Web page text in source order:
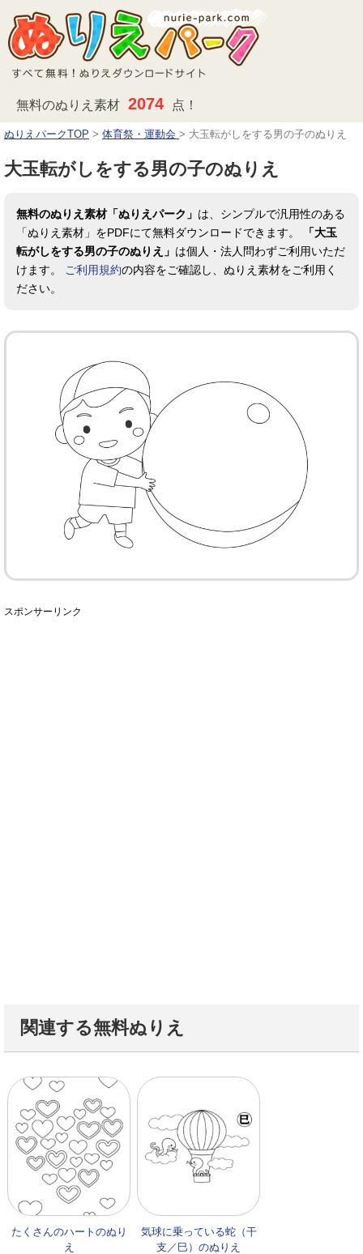
無料のぬりえ素材 2074 点！
ぬりえパークTOP > 体育祭・運動会 > 大玉転がしをする男の子のぬりえ
大玉転がしをする男の子のぬりえ
無料のぬりえ素材「ぬりえパーク」 は、シンプルで汎用性のある
「ぬりえ素材」をPDFにて無料ダウンロードできます。
「大玉
転がしをする男の子のぬりえ」 は個人・法人問わずご利用いただ
けます。
ご利用規約の内容をご確認し、ぬりえ素材をご利用く
ださい。
スポンサーリンク
関連する無料ぬりえ
たくさんのハートのぬり
え
気球に乗っている蛇（干
支／巳）のぬりえ